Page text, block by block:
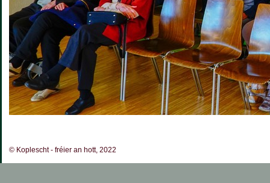
© Koplescht - fréier an hott, 2022